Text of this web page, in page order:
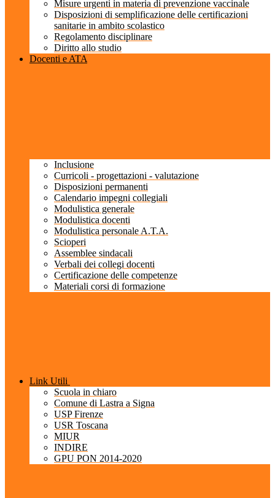
Misure urgenti in materia di prevenzione vaccinale
Disposizioni di semplificazione delle certificazioni
sanitarie in ambito scolastico
Regolamento disciplinare
Diritto allo studio
Docenti e ATA
Inclusione
Curricoli - progettazioni - valutazione
Disposizioni permanenti
Calendario impegni collegiali
Modulistica generale
Modulistica docenti
Modulistica personale A.T.A.
Scioperi
Assemblee sindacali
Verbali dei collegi docenti
Certificazione delle competenze
Materiali corsi di formazione
Link Utili
Scuola in chiaro
Comune di Lastra a Signa
USP Firenze
USR Toscana
MIUR
INDIRE
GPU PON 2014-2020